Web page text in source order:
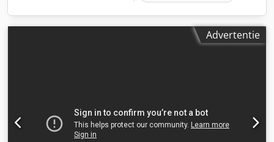
Advertentie